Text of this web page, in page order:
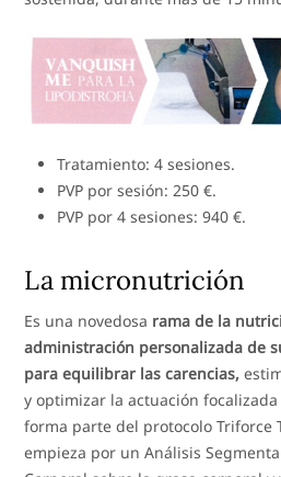
Tratamiento: 4 sesiones.
PVP por sesión: 250 €.
PVP por 4 sesiones: 940 €.
La micronutrición
Es una novedosa rama de la
administración personalizada de
para equilibrar las carencias,
y optimizar la actuación
forma parte del protocolo Triforce
empieza por un Análisis